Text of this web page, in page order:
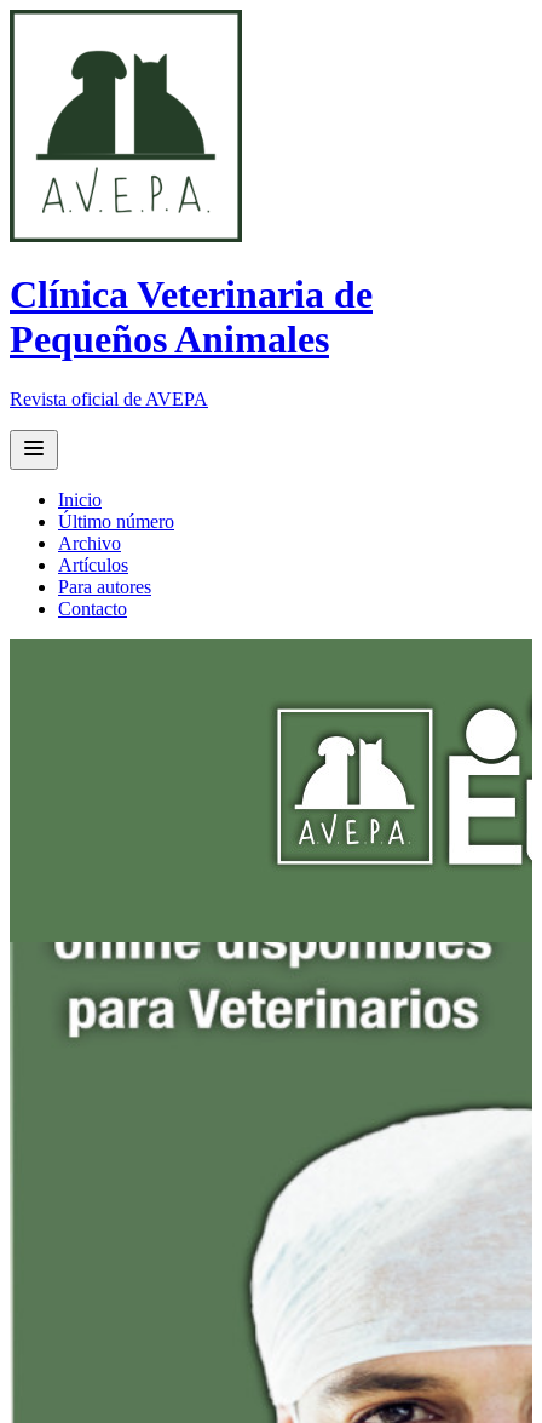
Clínica Veterinaria de
Pequeños Animales
Revista oficial de AVEPA
Open main menu
Inicio
Último número
Archivo
Artículos
Para autores
Contacto